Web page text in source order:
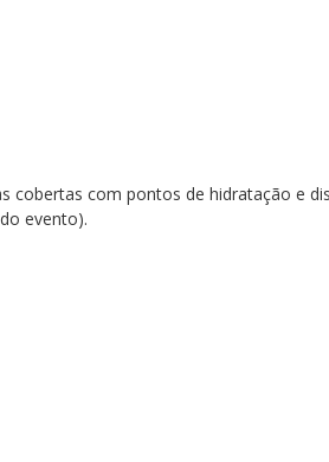
cobertas com pontos de hidratação e
evento).